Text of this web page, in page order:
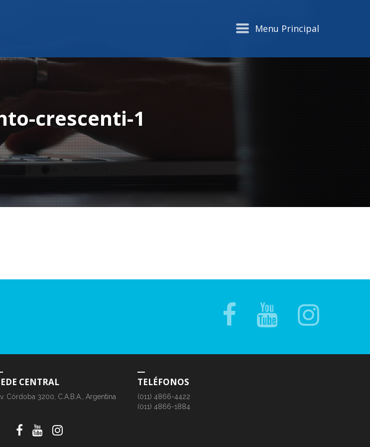
Menu Principal
crescenti-1
CENTRAL
Córdoba 3200, C.A.B.A., Argentina
TELÉFONOS
(011) 4866-4422
(011) 4866-1884